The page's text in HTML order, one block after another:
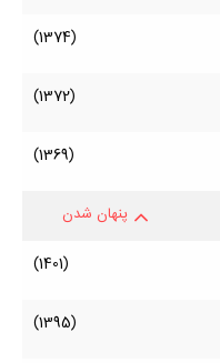
(1374)
(1372)
(1369)
پنهان شدن
(1401)
(1395)